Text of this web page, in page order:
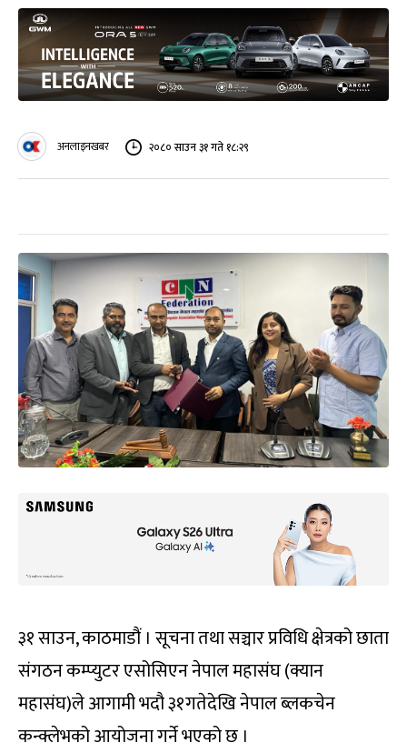
अनलाइनखबर २०८० साउन ३१ गते १८:२९
३१ साउन, काठमाडौं । सूचना तथा सञ्चार प्रविधि क्षेत्रको छाता
संगठन कम्प्युटर एसोसिएन नेपाल महासंघ (क्यान
महासंघ)ले आगामी भदौ ३१गतेदेखि नेपाल ब्लकचेन
कन्क्लेभको आयोजना गर्ने भएको छ ।